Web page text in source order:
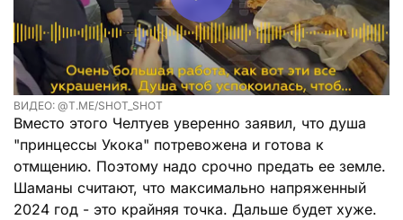
ВИДЕО: @T.ME/SHOT_SHOT
Вместо этого Челтуев уверенно заявил, что душа
"принцессы Укока" потревожена и готова к
отмщению. Поэтому надо срочно предать ее земле.
Шаманы считают, что максимально напряженный
2024 год - это крайняя точка. Дальше будет хуже.